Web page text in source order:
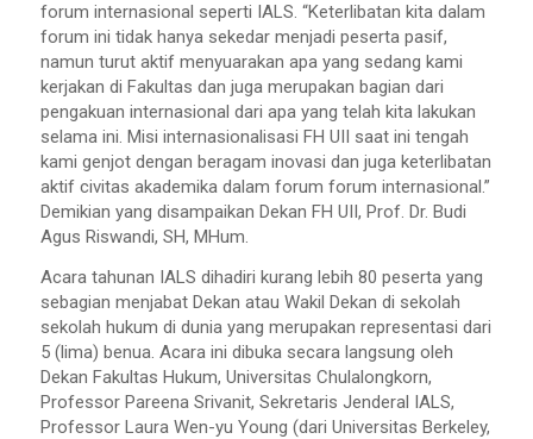
forum internasional seperti IALS. “Keterlibatan kita dalam
forum ini tidak hanya sekedar menjadi peserta pasif,
namun turut aktif menyuarakan apa yang sedang kami
kerjakan di Fakultas dan juga merupakan bagian dari
pengakuan internasional dari apa yang telah kita lakukan
selama ini. Misi internasionalisasi FH UII saat ini tengah
kami genjot dengan beragam inovasi dan juga keterlibatan
aktif civitas akademika dalam forum forum internasional.”
Demikian yang disampaikan Dekan FH UII, Prof. Dr. Budi
Agus Riswandi, SH, MHum.
Acara tahunan IALS dihadiri kurang lebih 80 peserta yang
sebagian menjabat Dekan atau Wakil Dekan di sekolah
sekolah hukum di dunia yang merupakan representasi dari
5 (lima) benua. Acara ini dibuka secara langsung oleh
Dekan Fakultas Hukum, Universitas Chulalongkorn,
Professor Pareena Srivanit, Sekretaris Jenderal IALS,
Professor Laura Wen-yu Young (dari Universitas Berkeley,